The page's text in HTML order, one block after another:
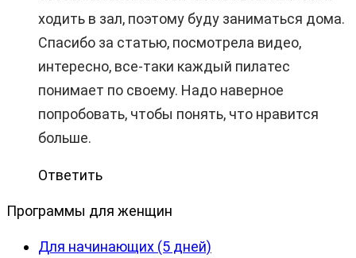
ходить в зал, поэтому буду заниматься дома.
Спасибо за статью, посмотрела видео,
интересно, все-таки каждый пилатес
понимает по своему. Надо наверное
попробовать, чтобы понять, что нравится
больше.
Ответить
Программы для женщин
Для начинающих (5 дней)